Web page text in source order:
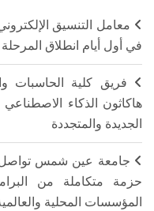
في أول أيام انطلاق
فريق كلية الحاسبات
هاكاثون الذكاء
الجديدة والمتجددة
جامعة عين شمس تواصل
حزمة متكاملة من
المؤسسات المحلية